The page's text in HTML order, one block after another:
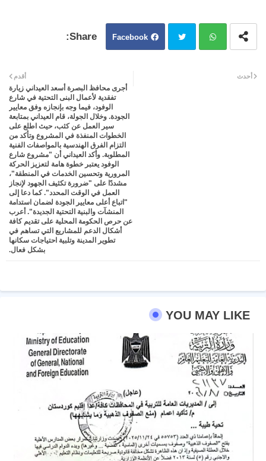
Facebook
أحدث أقدم
أجرى محافظ البصرة أسعد العيداني زيارة
تفقدية لأعمال البنى التحتية في شارع
الوفود، فيما وجه بإنجازه وفق معايير
الجودة. وخلال الجولة، قام العيداني بمتابعة
سير العمل عن كثب، حيث اطلع على
الخطوات المنفذة في المشروع وتأكد من
التزام الفرق الهندسية بالمواصفات الفنية
المطلوبة. وأكد العيداني أن "مشروع شارع
الوفود يعتبر خطوة هامة لتعزيز الحركة
المرورية وتحسين الخدمات في المنطقة"،
مشددًا على "ضرورة تكثيف الجهود لإنجاز
العمل في الوقت المحدد". كما دعا إلى
"اتباع أعلى معايير الجودة لضمان استدامة
المنشآت والبنية التحتية الجديدة". أعرب
عن حرص الحكومة المحلية على تقديم كافة
أشكال الدعم للمشاريع التي تساهم في
تطوير المدينة وتلبية احتياجات سكانها
بشكل فعال.
YOU MAY LIKE